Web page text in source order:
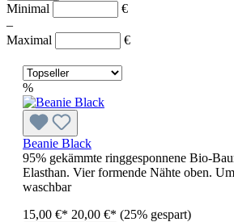
Minimal
€
–
Maximal
€
%
Beanie Black
95% gekämmte ringgesponnene Bio-
Elasthan. Vier formende Nähte oben.
waschbar
15,00 €* 20,00 €* (25% gespart)